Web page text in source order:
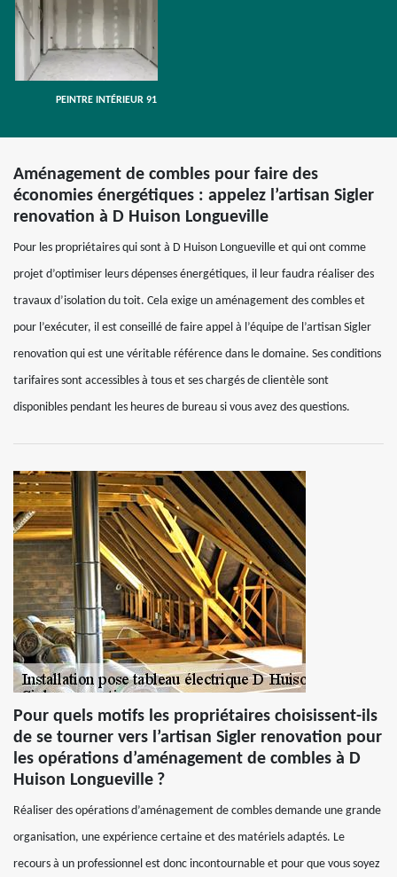
PEINTRE INTÉRIEUR 91
Aménagement de combles pour faire des
économies énergétiques : appelez l’artisan Sigler
renovation à D Huison Longueville
Pour les propriétaires qui sont à D Huison Longueville et qui ont comme
projet d’optimiser leurs dépenses énergétiques, il leur faudra réaliser des
travaux d’isolation du toit. Cela exige un aménagement des combles et
pour l’exécuter, il est conseillé de faire appel à l’équipe de l’artisan Sigler
renovation qui est une véritable référence dans le domaine. Ses conditions
tarifaires sont accessibles à tous et ses chargés de clientèle sont
disponibles pendant les heures de bureau si vous avez des questions.
Pour quels motifs les propriétaires choisissent-ils
de se tourner vers l’artisan Sigler renovation pour
les opérations d’aménagement de combles à D
Huison Longueville ?
Réaliser des opérations d’aménagement de combles demande une grande
organisation, une expérience certaine et des matériels adaptés. Le
recours à un professionnel est donc incontournable et pour que vous soyez